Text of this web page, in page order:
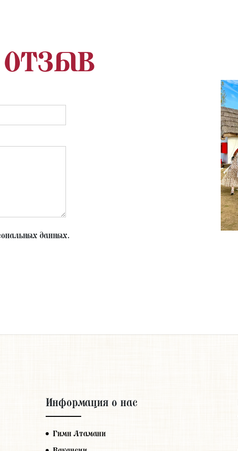
данных.
Информация о нас
Гимн Атамани